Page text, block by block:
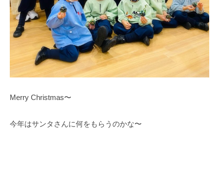
Merry Christmas〜
今年はサンタさんに何をもらうのかな〜